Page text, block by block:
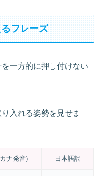
フレーズ
一方的に押し付けない
入れる姿勢を見せま
ナ発音） 日本語訳